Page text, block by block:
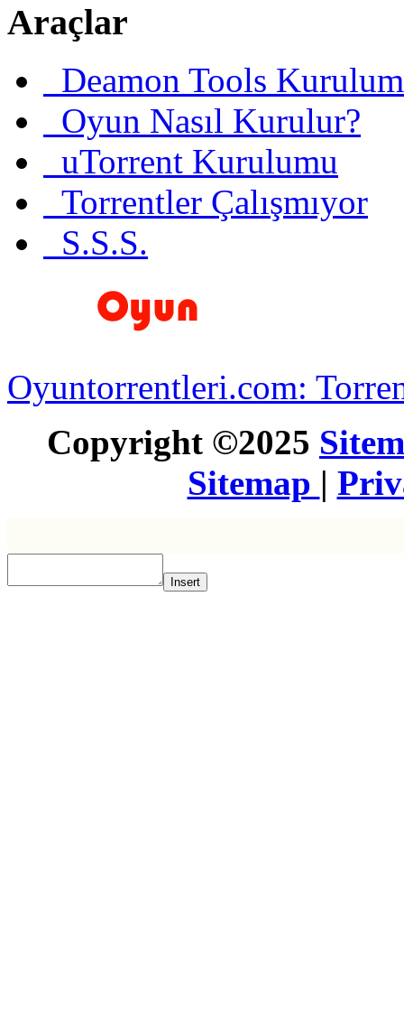
Araçlar
Deamon Tools
Oyun Nasıl Kurulur?
uTorrent Kurulumu
Torrentler Çalışmıyor
S.S.S.
Oyuntorrentleri.com:
Copyright ©2025
Sitemap |
Insert